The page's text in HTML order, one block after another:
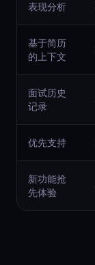
表现分析
基于简历
的上下文
面试历史
记录
优先支持
新功能抢
先体验